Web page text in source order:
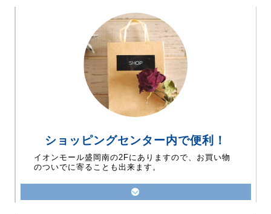
ショッピングセンター内で便利！
イオンモール盛岡南の2Fにありますので、お買い物
のついでに寄ることも出来ます。